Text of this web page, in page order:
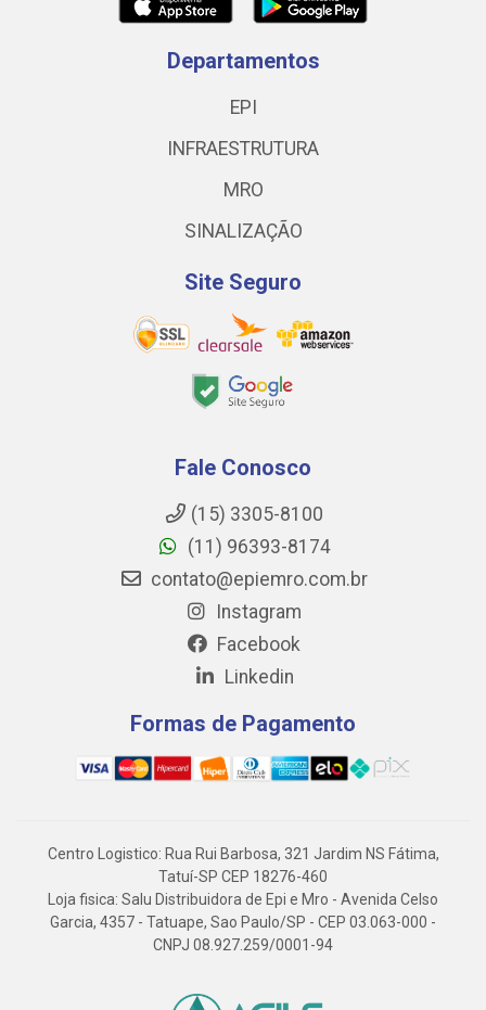
Departamentos
EPI
INFRAESTRUTURA
MRO
SINALIZAÇÃO
Site Seguro
Fale Conosco
(15) 3305-8100
(11) 96393-8174
contato@epiemro.com.br
Instagram
Facebook
Linkedin
Formas de Pagamento
Centro Logistico: Rua Rui Barbosa, 321 Jardim NS Fátima,
Tatuí-SP CEP 18276-460
Loja fisica: Salu Distribuidora de Epi e Mro - Avenida Celso
Garcia, 4357 - Tatuape, Sao Paulo/SP - CEP 03.063-000 -
CNPJ 08.927.259/0001-94